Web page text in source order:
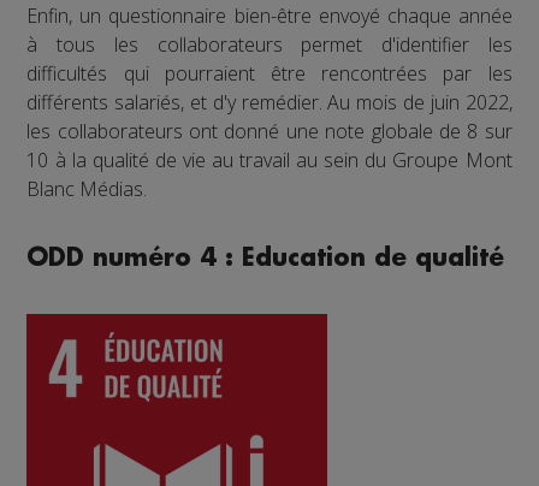
Enfin, un questionnaire bien-être envoyé chaque année
à tous les collaborateurs permet d'identifier les
difficultés qui pourraient être rencontrées par les
différents salariés, et d'y remédier. Au mois de juin 2022,
les collaborateurs ont donné une note globale de 8 sur
10 à la qualité de vie au travail au sein du Groupe Mont
Blanc Médias.
ODD numéro 4 : Education de qualité